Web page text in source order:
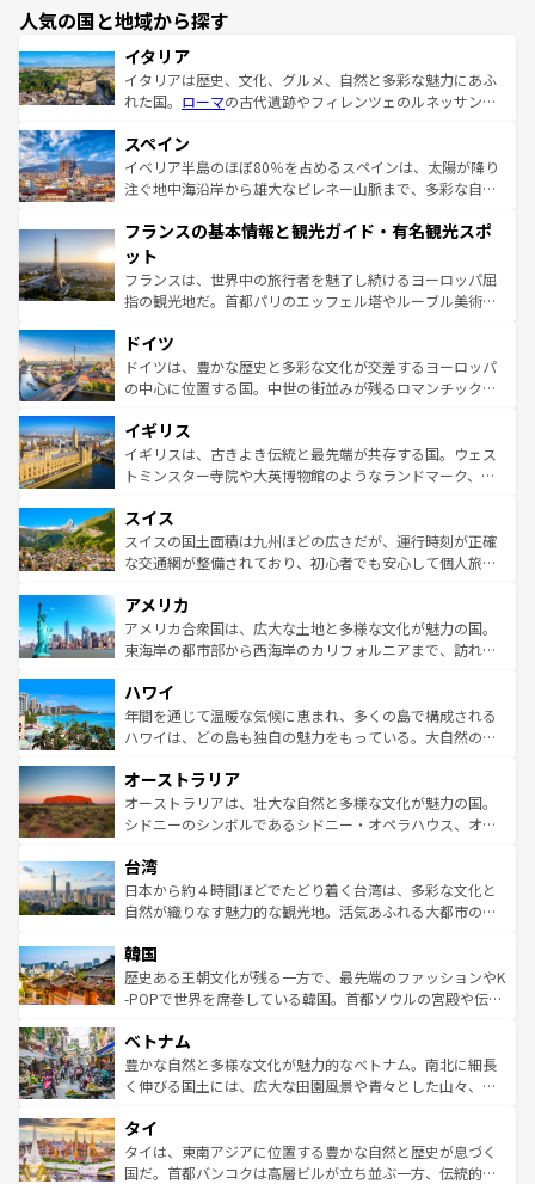
人気の国と地域から探す
イタリア
イタリアは歴史、文化、グルメ、自然と多彩な魅力にあふ
れた国。 ローマの古代遺跡やフィレンツェのルネッサンス
ろん、トスカーナの美しい田園風景やアマルフィ海岸の絶
景など、自然景観も見逃せない。観光の合間には、本場の
ピザやパスタなど、絶品のイタリア料理を堪能することも
ませてくれるイタリアで、忘れられない旅をしてみよう！
なお、新着のイタリア情報は
しい。
スペイン
イベリア半島のほぼ80％を占めるスペインは、太陽が降り
注ぐ地中海沿岸から雄大なピレネー山脈まで、多彩な自然
文化が根付くこの国では、情熱的なフラメンコ、熱気あふ
れる闘牛、そして美味しいタパスが生活の一部となってい
る。首都マドリードの洗練された雰囲気や、バルセロナの
アートに溢れた街角から、地方では古代ローマ遺跡や中世
せる。地方によって風土や気候が異なるスペインはその個
性で訪れる人を魅了する。 なお、新着のスペイン情報は コ
ンテンツ一覧を参照してほしい。
フランスの基本情報と観光ガイド・有名観光スポ
ット
フランスは、世界中の旅行者を魅了し続けるヨーロッパ屈
指の観光地だ。首都パリのエッフェル塔やルーブル美術館
で、幅広い魅力が詰まっている。華麗な宮殿、歴史的な大
聖堂、美しいビーチ、そして豊かな自然が、訪れる者を心
から魅了する。また、フランスは美食の国としても知ら
いる。シャンパンの発祥地であるランス、プロヴァンスの
香り高いラベンダー畑など、多彩な楽しみ方が可能だ。さ
らに、パリ以外の地域にも魅力が溢れており、どの街角に
れる地方に足を運ぶとそれぞれで全く異なる文化を体験で
きるだろう。 なお、新着のフランス情報はコンテンツ一覧
を参照してほしい。
ドイツ
ドイツは、豊かな歴史と多彩な文化が交差するヨーロッパ
の中心に位置する国。中世の街並みが残るロマンチック街
顔を持つこの国は、どこを歩いても飽きることがない。ベ
ルリンの文化的活気、バイエルン州のアルプスの絶景、そ
してライン川沿いのワイン畑といった風景は必見。ビール
は、お酒好きな人にはぜひ体験してほしい。 なお、新着の
ドイツ情報はコンテンツ一覧を参照してほしい。
イギリス
イギリスは、古きよき伝統と最先端が共存する国。ウェス
トミンスター寺院や大英博物館のようなランドマーク、歴
リアごとに異なる魅力がある。また、優雅なアフタヌーン
ティー、ビール好きにはたまらない英国パブ、サッカー観
戦など、本場だからこそできる体験も豊富。イギリスを旅
ンツ一覧を参照してほしい。
スイス
スイスの国土面積は九州ほどの広さだが、運行時刻が正確
な交通網が整備されており、初心者でも安心して個人旅行
の建物がそのまま残る町や、スイスならではのユニークな
博物館もあり、アルプス観光だけでなく町歩きも満喫する
ことができる。国民の所得が高いため物価も高いが、旅行
ば市内交通費無料で観光を楽しむこともできる。 なお、新
着のスイス情報はコンテンツ一覧 を参照してほしい。
アメリカ
アメリカ合衆国は、広大な土地と多様な文化が魅力の国。
東海岸の都市部から西海岸のカリフォルニアまで、訪れる
のような巨大都市は、観光、ショッピング、エンターテイ
ンメントが詰まった刺激的なスポットだ。一方、アメリカ
西部には大自然が広がり、グランドキャニオンやイエロー
部のニューオーリンズでは、音楽と美食が融合した独特の
文化が魅力。旅行者はアメリカの各地域で異なる魅力を楽
しみながら、その多様性と豊かな歴史を感じることができ
ならではの贅沢な旅のスタイルだ。 なお、新着のアメリカ
情報はコンテンツ一覧を参照してほしい。
ハワイ
年間を通じて温暖な気候に恵まれ、多くの島で構成される
ハワイは、どの島も独自の魅力をもっている。大自然の神
ワイ島は見逃せない。また、定番の観光地といえばオアフ
島だが、静かな自然を求めるならマウイ島やカウアイ島が
おすすめ。エメラルドグリーンに輝く海をはじめ、豊かな
れるおもてなしの心で訪れる人々を迎えてくれるハワイの
人々、おいしいローカルフードやハワイアンミュージッ
ク、伝統的なフラダンスなど、すべてがハワイの魅力を彩
ワイを、存分に味わってほしい。 なお、新着のハワイ情報
はコンテンツ一覧を参照してほしい。
オーストラリア
オーストラリアは、壮大な自然と多様な文化が魅力の国。
シドニーのシンボルであるシドニー・オペラハウス、オー
リアリーフや大陸中央部にそびえるウルル（エアーズロッ
ク）、タスマニアの美しい原生林やケアンズの熱帯雨林な
ど、見どころがたくさん。また、カフェやワイン、オージ
いる。アクティビティも充実しており、サーフィンやダイ
ビング、ハイキングなど、アウトドア好きにはたまらな
い。オーストラリアの多彩な魅力を存分に味わいつくそ
参照してほしい。
台湾
日本から約４時間ほどでたどり着く台湾は、多彩な文化と
自然が織りなす魅力的な観光地。活気あふれる大都市の台
ン）、静ひつな山岳地帯である台湾東部など、都市の喧騒
と山間の静けさが共存しており、訪れる人に新しい発見と
驚きをもたらしてくれる。また、奥深い台湾の食文化も魅
容にもいいと評判のスイーツなど、バラエティ豊かな料理
が味わえる。 なお、新着の台湾情報は コンテンツ一覧を参
照してほしい。
韓国
歴史ある王朝文化が残る一方で、最先端のファッションやK
-POPで世界を席巻している韓国。首都ソウルの宮殿や伝統
き、地方に足を延ばせば四季折々の自然美を楽しむことが
できる。そして、キムチや焼肉、絶品のストリートフード
まで、さまざまな韓国料理が待っている。夜には、韓国な
リティに包まれながら、韓国の多彩な魅力を心ゆくまで味
わってみてほしい。 なお、新着の韓国情報はコンテンツ一
覧を参照してほしい。
ベトナム
豊かな自然と多様な文化が魅力的なベトナム。南北に細長
く伸びる国土には、広大な田園風景や青々とした山々、世
急速な発展と共に伝統が息づく。ハノイの古い町並みやホ
ーチミン市のフランス統治時代の建物も、独特の雰囲気を
醸し出している。また、バラエティの豊かさとおいしさで
タイ
タイは、東南アジアに位置する豊かな自然と歴史が息づく
国だ。首都バンコクは高層ビルが立ち並ぶ一方、伝統的な